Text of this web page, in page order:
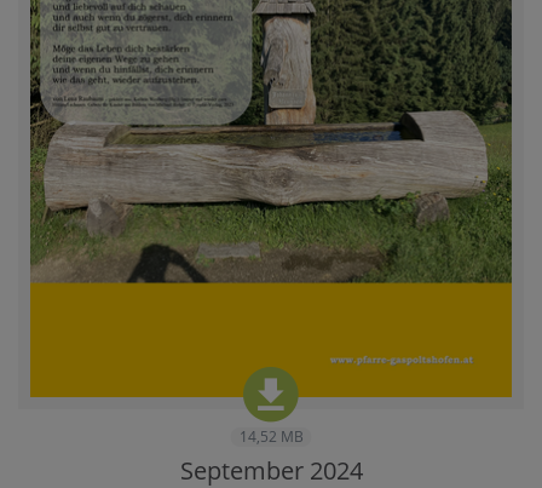
14,52 MB
September 2024